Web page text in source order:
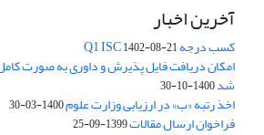
آخرین اخبار
کسب درجه Q1 ISC1402-08-21
امکان دریافت فایل پذیرش و داوری به صورت
شد1400-10-30
اخذ رتبه «ب» در ارزیابی وزارت علوم1400-03-30
فراخوان ارسال مقالات1399-09-25